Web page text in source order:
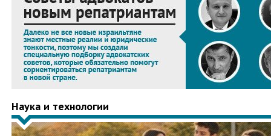
Наука и технологии